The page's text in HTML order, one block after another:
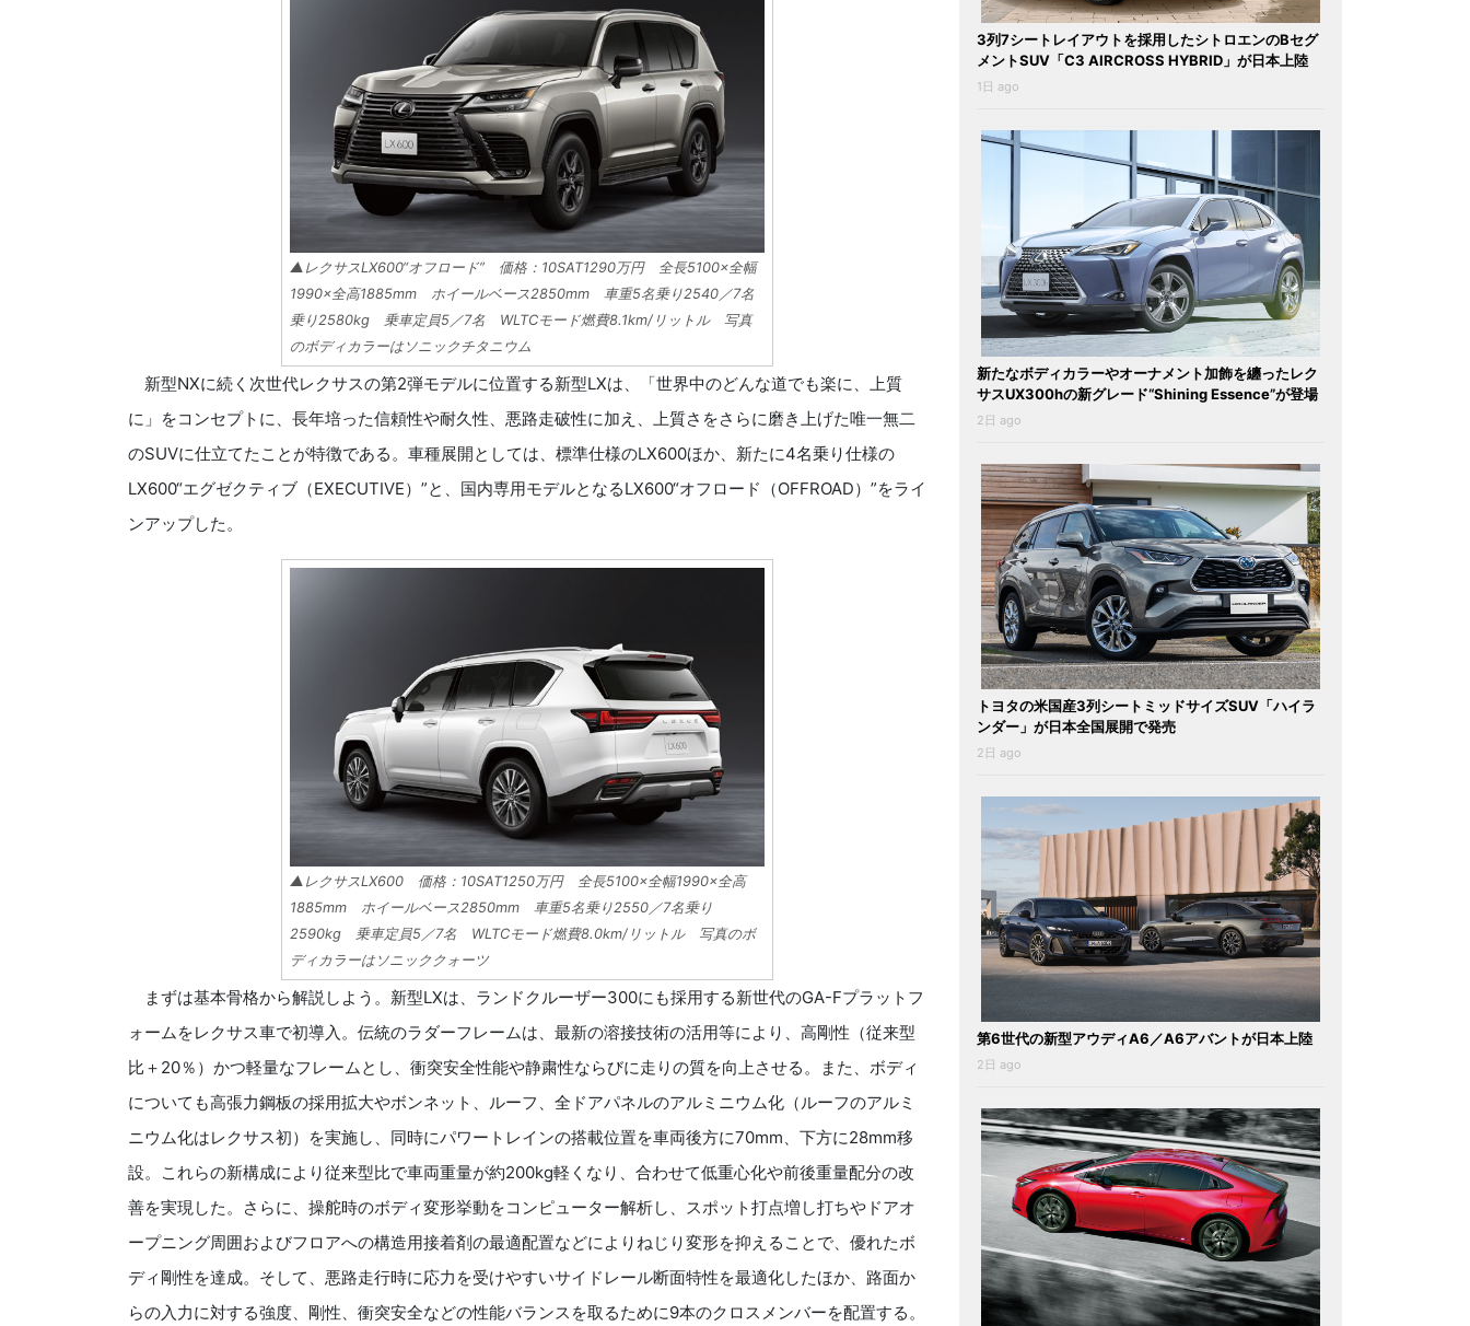
▲レクサスLX600“オフロード” 価格：10SAT1290万円 全長5100×全幅
1990×全高1885mm ホイールベース2850mm 車重5名乗り2540／7名
乗り2580kg 乗車定員5／7名 WLTCモード燃費8.1km/リットル 写真
のボディカラーはソニックチタニウム
新型NXに続く次世代レクサスの第2弾モデルに位置する新型LXは、「世界中のどんな道でも楽に、上質
に」をコンセプトに、長年培った信頼性や耐久性、悪路走破性に加え、上質さをさらに磨き上げた唯一無二
のSUVに仕立てたことが特徴である。車種展開としては、標準仕様のLX600ほか、新たに4名乗り仕様の
LX600“エグゼクティブ（EXECUTIVE）”と、国内専用モデルとなるLX600“オフロード（OFFROAD）”をライ
ンアップした。
▲レクサスLX600 価格：10SAT1250万円 全長5100×全幅1990×全高
1885mm ホイールベース2850mm 車重5名乗り2550／7名乗り
2590kg 乗車定員5／7名 WLTCモード燃費8.0km/リットル 写真のボ
ディカラーはソニッククォーツ
まずは基本骨格から解説しよう。新型LXは、ランドクルーザー300にも採用する新世代のGA-Fプラットフ
ォームをレクサス車で初導入。伝統のラダーフレームは、最新の溶接技術の活用等により、高剛性（従来型
比＋20％）かつ軽量なフレームとし、衝突安全性能や静粛性ならびに走りの質を向上させる。また、ボディ
についても高張力鋼板の採用拡大やボンネット、ルーフ、全ドアパネルのアルミニウム化（ルーフのアルミ
ニウム化はレクサス初）を実施し、同時にパワートレインの搭載位置を車両後方に70mm、下方に28mm移
設。これらの新構成により従来型比で車両重量が約200kg軽くなり、合わせて低重心化や前後重量配分の改
善を実現した。さらに、操舵時のボディ変形挙動をコンピューター解析し、スポット打点増し打ちやドアオ
ープニング周囲およびフロアへの構造用接着剤の最適配置などによりねじり変形を抑えることで、優れたボ
ディ剛性を達成。そして、悪路走行時に応力を受けやすいサイドレール断面特性を最適化したほか、路面か
らの入力に対する強度、剛性、衝突安全などの性能バランスを取るために9本のクロスメンバーを配置する。
3列7シートレイアウトを採用したシトロエンのBセグ
メントSUV「C3 AIRCROSS HYBRID」が日本上陸
1日 ago
新たなボディカラーやオーナメント加飾を纏ったレク
サスUX300hの新グレード“Shining Essence”が登場
2日 ago
トヨタの米国産3列シートミッドサイズSUV「ハイラ
ンダー」が日本全国展開で発売
2日 ago
第6世代の新型アウディA6／A6アバントが日本上陸
2日 ago